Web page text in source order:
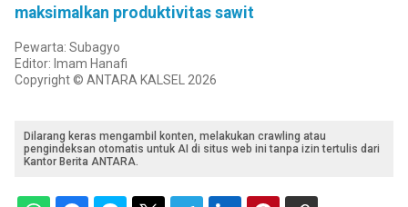
maksimalkan produktivitas sawit
Pewarta: Subagyo
Editor: Imam Hanafi
Copyright © ANTARA KALSEL 2026
Dilarang keras mengambil konten, melakukan crawling atau
pengindeksan otomatis untuk AI di situs web ini tanpa izin tertulis dari
Kantor Berita ANTARA.